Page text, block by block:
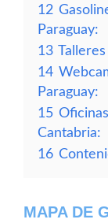
12
Paraguay:
13
14
Paraguay:
15
Cantabria:
16
MAPA DE